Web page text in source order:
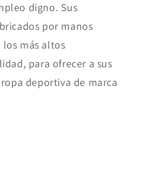
digno. Sus
por manos
más altos
para ofrecer a sus
deportiva de marca